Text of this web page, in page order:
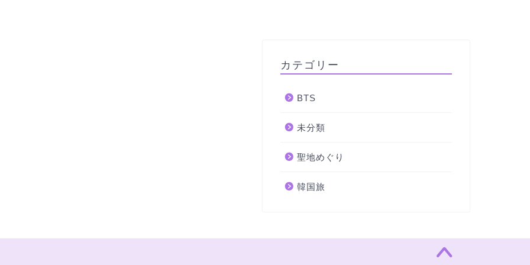
カテゴリー
BTS
未分類
聖地めぐり
韓国旅